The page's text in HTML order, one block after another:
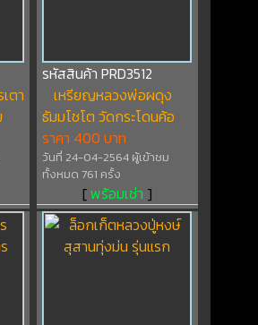
ตา
รหัสสินค้า PRD3512
เหรียญหลวงพ่อผดุง
ธัมมโชโต วัดกระโดนค้อ
ราคา 400 บาท
วันที่ 24-04-2564 ผู้เข้าชม
ทั้งหมด 761 ครั้ง
[พร้อมเช่า ]